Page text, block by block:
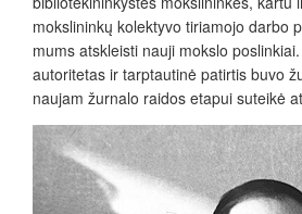
mokslininkų kolektyvo tiriamojo darbo
mums atskleisti nauji mokslo
autoritetas ir tarptautinė patirtis buvo
naujam žurnalo raidos etapui suteikė